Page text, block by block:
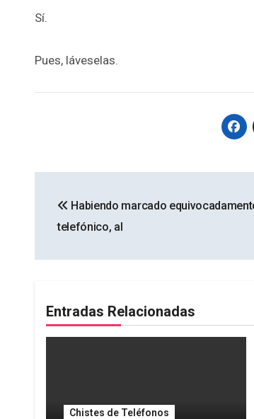
Sí.
Pues, láveselas.
de
Habiendo marcado
telefónico, al
Entradas Relacionadas
Chistes de Teléfonos